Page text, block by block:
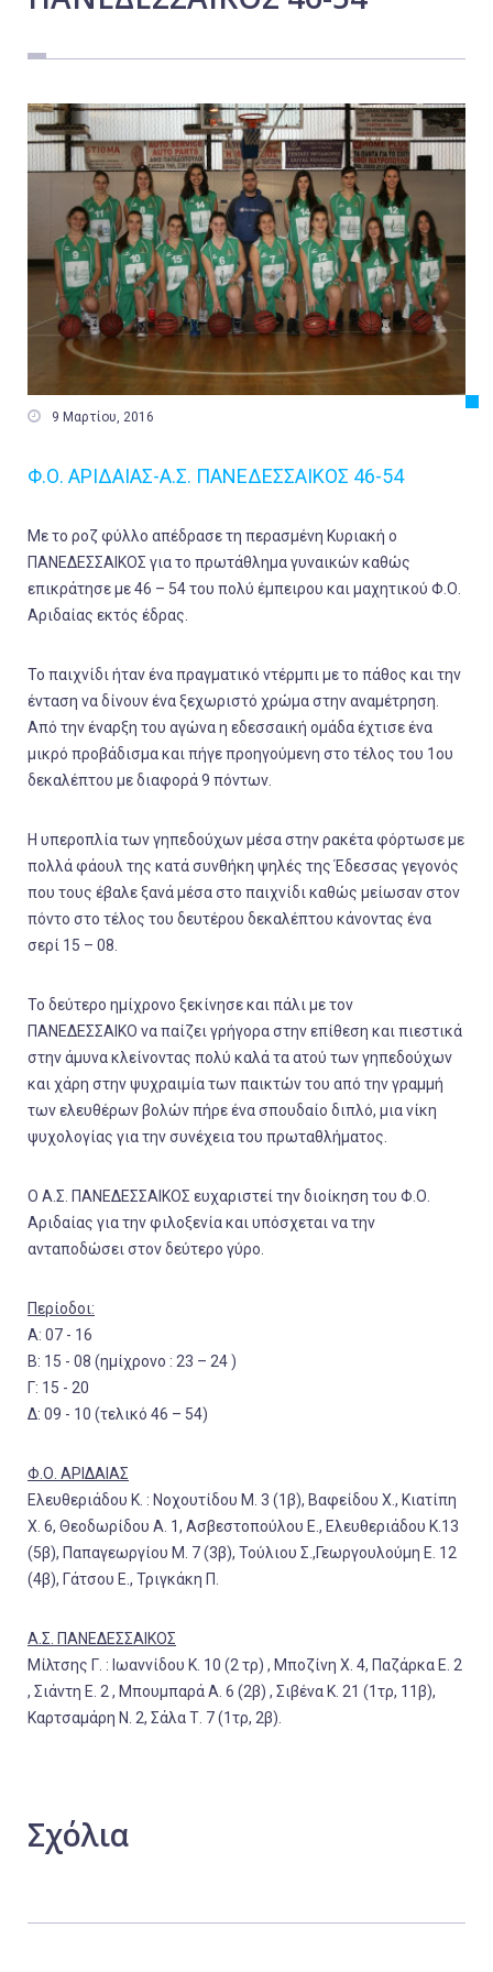
 9 Μαρτίου, 2016
Φ.Ο. ΑΡΙΔΑΙΑΣ-Α.Σ. ΠΑΝΕΔΕΣΣΑΙΚΟΣ 46-54
Με το ροζ φύλλο απέδρασε τη περασμένη Κυριακή ο
ΠΑΝΕΔΕΣΣΑΙΚΟΣ για το πρωτάθλημα γυναικών καθώς
επικράτησε με 46 – 54 του πολύ έμπειρου και μαχητικού Φ.Ο.
Αριδαίας εκτός έδρας.
Το παιχνίδι ήταν ένα πραγματικό ντέρμπι με το πάθος και την
ένταση να δίνουν ένα ξεχωριστό χρώμα στην αναμέτρηση.
Από την έναρξη του αγώνα η εδεσσαική ομάδα έχτισε ένα
μικρό προβάδισμα και πήγε προηγούμενη στο τέλος του 1ου
δεκαλέπτου με διαφορά 9 πόντων.
Η υπεροπλία των γηπεδούχων μέσα στην ρακέτα φόρτωσε με
πολλά φάουλ της κατά συνθήκη ψηλές της Έδεσσας γεγονός
που τους έβαλε ξανά μέσα στο παιχνίδι καθώς μείωσαν στον
πόντο στο τέλος του δευτέρου δεκαλέπτου κάνοντας ένα
σερί 15 – 08.
Το δεύτερο ημίχρονο ξεκίνησε και πάλι με τον
ΠΑΝΕΔΕΣΣΑΙΚΟ να παίζει γρήγορα στην επίθεση και πιεστικά
στην άμυνα κλείνοντας πολύ καλά τα ατού των γηπεδούχων
και χάρη στην ψυχραιμία των παικτών του από την γραμμή
των ελευθέρων βολών πήρε ένα σπουδαίο διπλό, μια νίκη
ψυχολογίας για την συνέχεια του πρωταθλήματος.
Ο Α.Σ. ΠΑΝΕΔΕΣΣΑΙΚΟΣ ευχαριστεί την διοίκηση του Φ.Ο.
Αριδαίας για την φιλοξενία και υπόσχεται να την
ανταποδώσει στον δεύτερο γύρο.
Περίοδοι:
Α: 07 - 16
Β: 15 - 08 (ημίχρονο : 23 – 24 )
Γ: 15 - 20
Δ: 09 - 10 (τελικό 46 – 54)
Φ.Ο. ΑΡΙΔΑΙΑΣ
Ελευθεριάδου Κ. : Νοχουτίδου Μ. 3 (1β), Βαφείδου Χ., Κιατίπη
Χ. 6, Θεοδωρίδου Α. 1, Ασβεστοπούλου Ε., Ελευθεριάδου Κ.13
(5β), Παπαγεωργίου Μ. 7 (3β), Τούλιου Σ.,Γεωργουλούμη Ε. 12
(4β), Γάτσου Ε., Τριγκάκη Π.
Α.Σ. ΠΑΝΕΔΕΣΣΑΙΚΟΣ
Μίλτσης Γ. : Ιωαννίδου Κ. 10 (2 τρ) , Μποζίνη Χ. 4, Παζάρκα Ε. 2
, Σιάντη Ε. 2 , Μπουμπαρά Α. 6 (2β) , Σιβένα Κ. 21 (1τρ, 11β),
Καρτσαμάρη Ν. 2, Σάλα Τ. 7 (1τρ, 2β).
Σχόλια
Ελλάδα
Τοπικά
Αγροτικά
Οικονομία
Πολιτική
Αθλητικά
Αστυνομικό Δελτίο